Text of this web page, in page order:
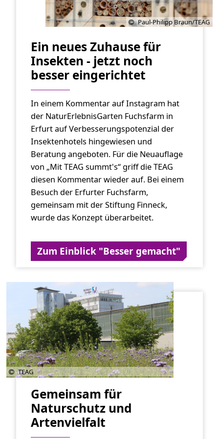
Paul-Philipp Braun/TEAG
Ein neues Zuhause für
Insekten - jetzt noch
besser eingerichtet
In einem Kommentar auf Instagram hat
der NaturErlebnisGarten Fuchsfarm in
Erfurt auf Verbesserungspotenzial der
Insektenhotels hingewiesen und
Beratung angeboten. Für die Neuauflage
von „Mit TEAG summt's“ griff die TEAG
diesen Kommentar wieder auf. Bei einem
Besuch der Erfurter Fuchsfarm,
gemeinsam mit der Stiftung Finneck,
wurde das Konzept überarbeitet.
Zum Einblick "Besser gemacht"
TEAG
Gemeinsam für
Naturschutz und
Artenvielfalt